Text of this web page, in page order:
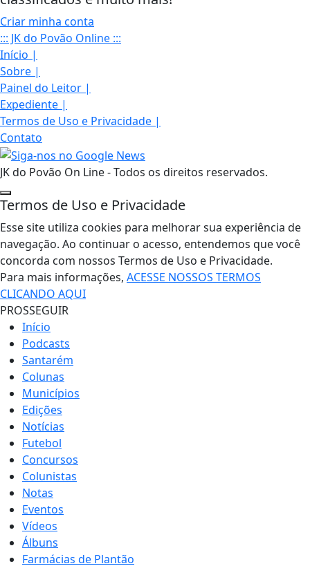
Criar minha conta
::: JK do Povão Online :::
Início |
Sobre |
Painel do Leitor |
Expediente |
Termos de Uso e Privacidade |
Contato
JK do Povão On Line - Todos os direitos reservados.
Termos de Uso e Privacidade
Esse site utiliza cookies para melhorar sua experiência de
navegação. Ao continuar o acesso, entendemos que você
concorda com nossos Termos de Uso e Privacidade.
Para mais informações, ACESSE NOSSOS TERMOS
CLICANDO AQUI
PROSSEGUIR
Início
Podcasts
Santarém
Colunas
Municípios
Edições
Notícias
Futebol
Concursos
Colunistas
Notas
Eventos
Vídeos
Álbuns
Farmácias de Plantão